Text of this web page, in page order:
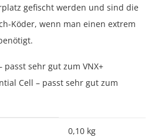
gefischt werden und sind die
Köder, wenn man einen extrem
passt sehr gut zum VNX+
Cell – passt sehr gut zum
0,10 kg